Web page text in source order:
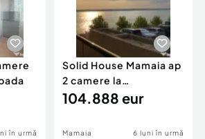
în urmă
Solid House Mamaia ap
2 camere la
cheie,langa Mega
104.888 eur
Mamaia 6 luni în urmă